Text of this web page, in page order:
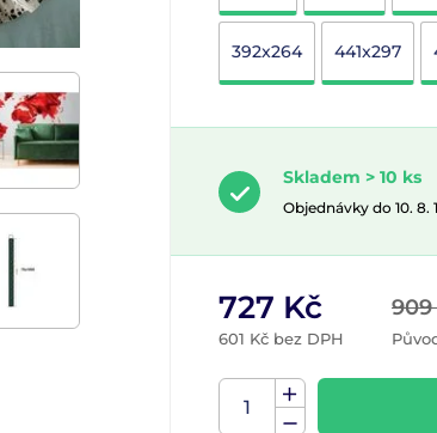
392x264 441x297
Skladem > 10 ks
Objednávky do 10. 8.
909
727 Kč
601 Kč bez DPH